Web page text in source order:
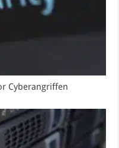
Cyberangriffen